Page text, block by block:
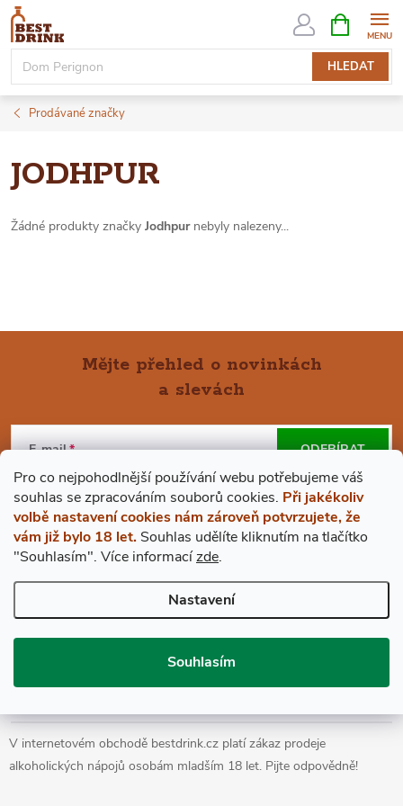
Pro co nejpohodlnější používání webu potřebujeme váš
souhlas se zpracováním souborů cookies. Při jakékoliv
volbě nastavení cookies nám zároveň potvrzujete, že
vám již bylo 18 let. Souhlas udělíte kliknutím na tlačítko
"Souhlasím". Více informacízde.
Nastavení
Souhlasím
Přejít
obsah
HLEDAT
NÁKUPNÍ
KOŠÍK
Prodávané značky
JODHPUR
Žádné produkty značky Jodhpurnebyly nalezeny...
Á
P
A
T
Mějte přehled o novinkách
a slevách
E-mail
Vložením e-mailu souhlasíte spodmínkami ochrany osobních údajů
ODEBÍRAT
VŠE O NÁKUPU